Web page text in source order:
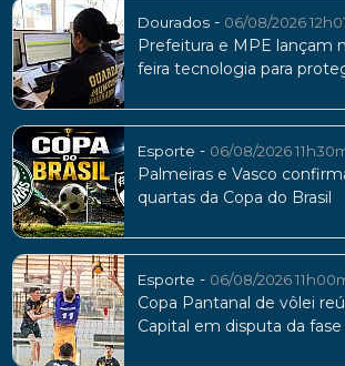
Dourados - 06/08/2026
Prefeitura e MPE lançam
feira tecnologia para
Esporte - 06/08/2026
Palmeiras e Vasco
quartas da Copa do Brasil
Esporte - 06/08/2026
Copa Pantanal de vôlei
Capital em disputa da